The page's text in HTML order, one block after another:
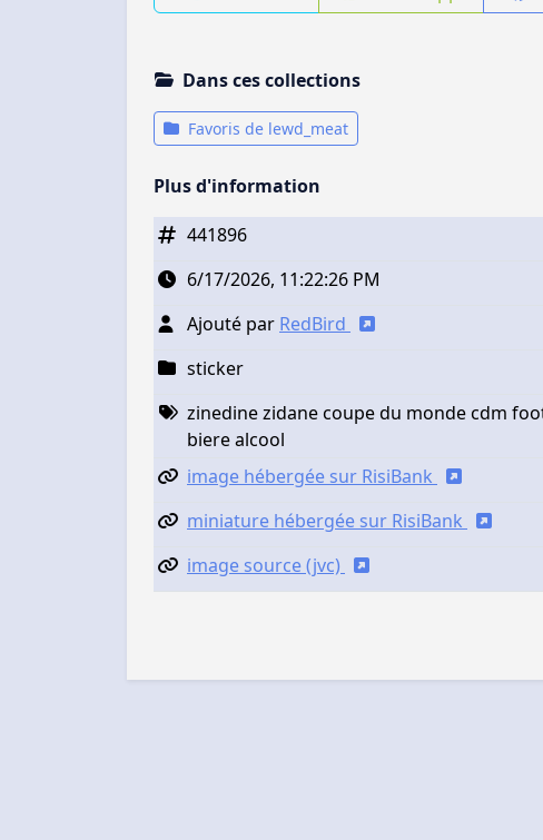
Dans ces collections
Favoris de lewd_meat
Plus d'information
441896
6/17/2026, 11:22:26 PM
Ajouté par RedBird
sticker
zinedine zidane coupe du monde cdm
biere alcool
image hébergée sur RisiBank
miniature hébergée sur RisiBank
image source (jvc)